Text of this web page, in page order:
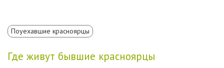
Поуехавшие красноярцы
Где живут бывшие красноярцы